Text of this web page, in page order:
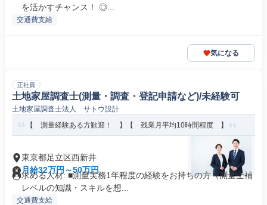
を活かすチャンス！ ◎...
交通費支給
気になる
正社員
土地家屋調査士(測量・調査・登記申請など)/未経験可
土地家屋調査士法人 サトウ設計
【 測量経験ある方歓迎！ 】【 残業月平均10時間程度 】
東京都足立区西新井
月給32万円～50万円
求める人材: ■測量実務1年程度の経験をお持ちの方（測量士補
レベルの知識・スキルを想...
交通費支給